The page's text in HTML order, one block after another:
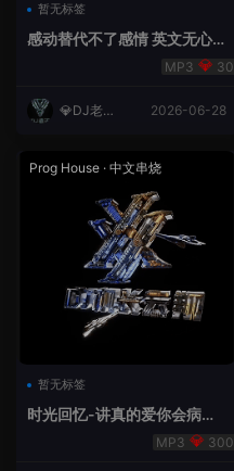
暂无标签
感动替代不了感情 英文无心
睡眠睡-小明同学remix
30
💎DJ老王
2026-06-28
Prog House · 中文串烧
暂无标签
时光回忆-讲真的爱你会病变
300